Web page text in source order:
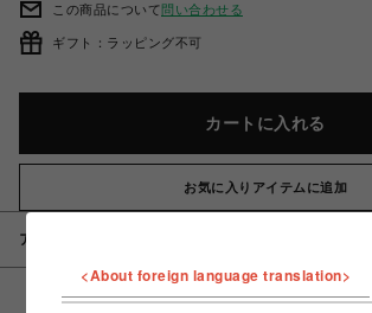
この商品について問い合わせる
ギフト：ラッピング不可
カートに入れる
お気に入りアイテムに追加
アイテム説明 / 素材
<About foreign language translation>